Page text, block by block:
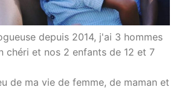
depuis 2014, j'ai 3 hommes
chéri et nos 2 enfants de 12 et 7
de ma vie de femme, de maman et